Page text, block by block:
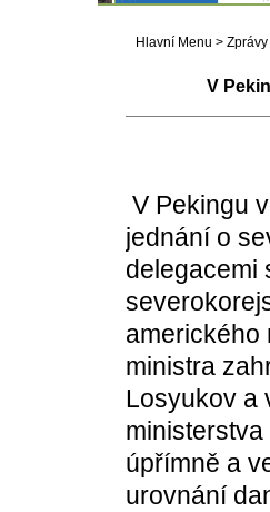
Hlavní Menu > Zprávy
V
V Pekingu
jednání o
delegacemi
amerického
ministra
Losyukov a
ministerstva
úpřímně a
urovnání